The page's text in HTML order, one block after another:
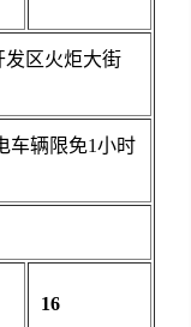
发区火炬大街
车辆限免1小时
16